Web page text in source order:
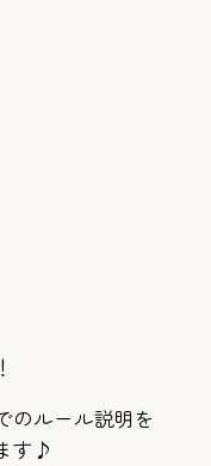
のルール説明を
す♪